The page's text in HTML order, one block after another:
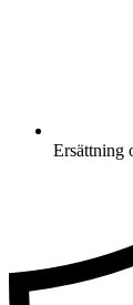
Ersättning